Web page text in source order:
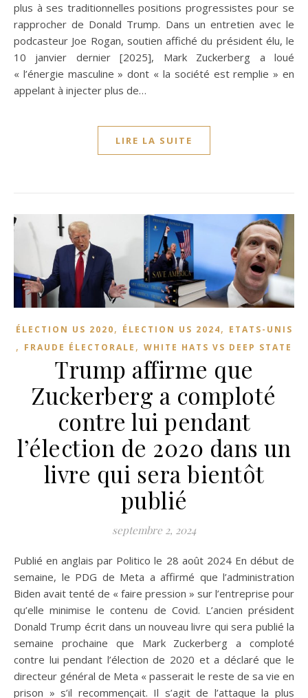
plus à ses traditionnelles positions progressistes pour se
rapprocher de Donald Trump. Dans un entretien avec le
podcasteur Joe Rogan, soutien affiché du président élu, le
10 janvier dernier [2025], Mark Zuckerberg a loué
« l’énergie masculine » dont « la société est remplie » en
appelant à injecter plus de…
LIRE LA SUITE
ÉLECTION US 2020, ÉLECTION US 2024, ETATS-UNIS
, FRAUDE ÉLECTORALE , WHITE HATS VS DEEP STATE
Trump affirme que
Zuckerberg a comploté
contre lui pendant
l’élection de 2020 dans un
livre qui sera bientôt
publié
septembre 2, 2024
Publié en anglais par Politico le 28 août 2024 En début de
semaine, le PDG de Meta a affirmé que l’administration
Biden avait tenté de « faire pression » sur l’entreprise pour
qu’elle minimise le contenu de Covid. L’ancien président
Donald Trump écrit dans un nouveau livre qui sera publié la
semaine prochaine que Mark Zuckerberg a comploté
contre lui pendant l’élection de 2020 et a déclaré que le
directeur général de Meta « passerait le reste de sa vie en
prison » s’il recommençait. Il s’agit de l’attaque la plus